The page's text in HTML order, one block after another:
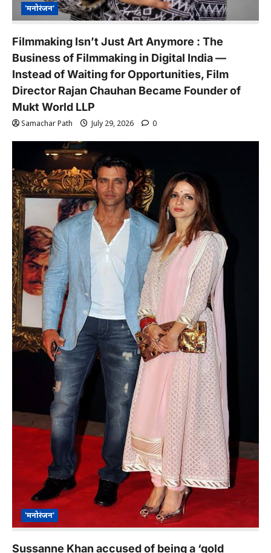
'मनोरंजन'
Filmmaking Isn’t Just Art Anymore : The
Business of Filmmaking in Digital India —
Instead of Waiting for Opportunities, Film
Director Rajan Chauhan Became Founder of
Mukt World LLP
Samachar Path July 29, 2026 0
'मनोरंजन'
Sussanne Khan accused of being a ‘gold